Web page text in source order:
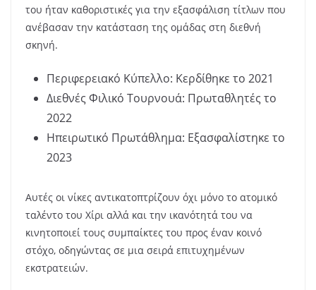
του ήταν καθοριστικές για την εξασφάλιση τίτλων που
ανέβασαν την κατάσταση της ομάδας στη διεθνή
σκηνή.
Περιφερειακό Κύπελλο: Κερδίθηκε το 2021
Διεθνές Φιλικό Τουρνουά: Πρωταθλητές το
2022
Ηπειρωτικό Πρωτάθλημα: Εξασφαλίστηκε το
2023
Αυτές οι νίκες αντικατοπτρίζουν όχι μόνο το ατομικό
ταλέντο του Χίρι αλλά και την ικανότητά του να
κινητοποιεί τους συμπαίκτες του προς έναν κοινό
στόχο, οδηγώντας σε μια σειρά επιτυχημένων
εκστρατειών.